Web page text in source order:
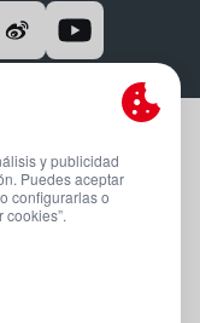
Uso
Personales